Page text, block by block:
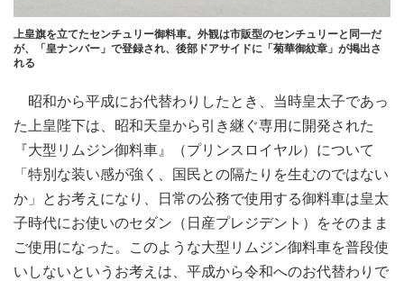
上皇旗を立てたセンチュリー御料車。外観は市販型のセンチュリーと同一だ
が、「皇ナンバー」で登録され、後部ドアサイドに「菊華御紋章」が掲出さ
れる
昭和から平成にお代替わりしたとき、当時皇太子であっ
た上皇陛下は、昭和天皇から引き継ぐ専用に開発された
『大型リムジン御料車』（プリンスロイヤル）について
「特別な装い感が強く、国民との隔たりを生むのではない
か」とお考えになり、日常の公務で使用する御料車は皇太
子時代にお使いのセダン（日産プレジデント）をそのまま
ご使用になった。このような大型リムジン御料車を普段使
いしないというお考えは、平成から令和へのお代替わりで